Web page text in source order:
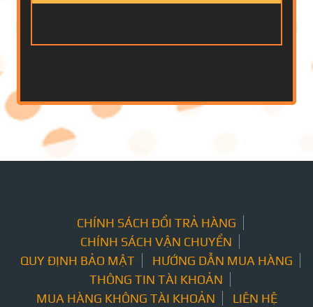
CHÍNH SÁCH ĐỔI TRẢ HÀNG
CHÍNH SÁCH VẬN CHUYỂN
QUY ĐỊNH BẢO MẬT
HƯỚNG DẪN MUA HÀNG
THÔNG TIN TÀI KHOẢN
MUA HÀNG KHÔNG TÀI KHOẢN
LIÊN HỆ